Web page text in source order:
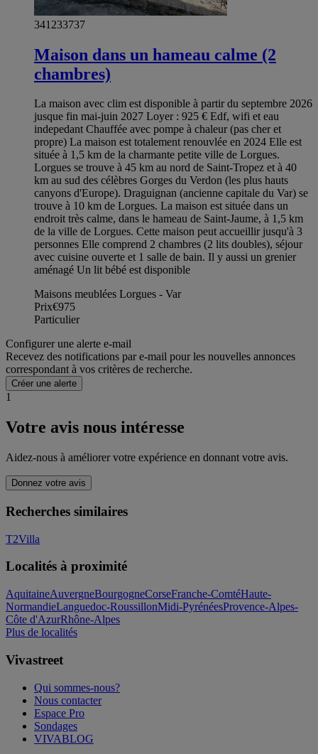
341233737
Maison dans un hameau calme (2
chambres)
La maison avec clim est disponible à partir du septembre 2026
jusque fin mai-juin 2027 Loyer : 925 € Edf, wifi et eau
indepedant Chauffée avec pompe à chaleur (pas cher et
propre) La maison est totalement renouvlée en 2024 Elle est
située à 1,5 km de la charmante petite ville de Lorgues.
Lorgues se trouve à 45 km au nord de Saint-Tropez et à 40
km au sud des célèbres Gorges du Verdon (les plus hauts
canyons d'Europe). Draguignan (ancienne capitale du Var) se
trouve à 10 km de Lorgues. La maison est située dans un
endroit très calme, dans le hameau de Saint-Jaume, à 1,5 km
de la ville de Lorgues. Cette maison peut accueillir jusqu'à 3
personnes Elle comprend 2 chambres (2 lits doubles), séjour
avec cuisine ouverte et 1 salle de bain. Il y aussi un grenier
aménagé Un lit bébé est disponible
Maisons meublées Lorgues - Var
Prix€975
Particulier
Configurer une alerte e-mail
Recevez des notifications par e-mail pour les nouvelles annonces
correspondant à vos critères de recherche.
Créer une alerte
1
Votre avis nous intéresse
Aidez-nous à améliorer votre expérience en donnant votre avis.
Donnez votre avis
Recherches similaires
T2Villa
Localités à proximité
AquitaineAuvergneBourgogneCorseFranche-ComtéHaute-
NormandieLanguedoc-RoussillonMidi-PyrénéesProvence-Alpes-
Côte d'AzurRhône-Alpes
Plus de localités
Vivastreet
Qui sommes-nous?
Nous contacter
Espace Pro
Sondages
VIVABLOG